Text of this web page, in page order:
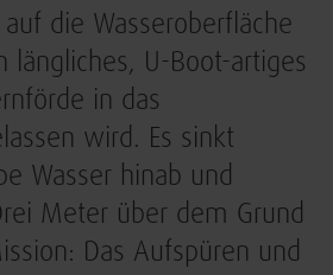
die Wasseroberfläche
längliches, U-Boot-artiges
in das
wird. Es sinkt
Wasser hinab und
Meter über dem Grund
Das Aufspüren und